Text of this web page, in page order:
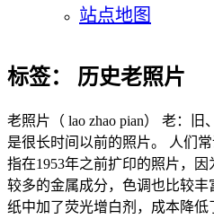
站点地图
标签： 历史老照片
老照片（ lao zhao pian） 老：
是很长时间以前的照片。 人们
指在1953年之前扩印的照片，
较多的金属成分，色调也比较丰
纸中加了荧光增白剂，成本降